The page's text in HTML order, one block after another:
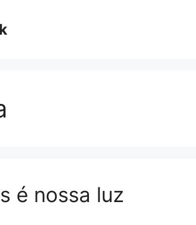
é nossa luz